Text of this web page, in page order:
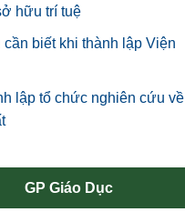
hữu trí tuệ
biết khi thành lập Viện
lập tổ chức nghiên cứu
GP Giáo Dục